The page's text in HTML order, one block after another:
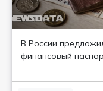
В России
финансовый